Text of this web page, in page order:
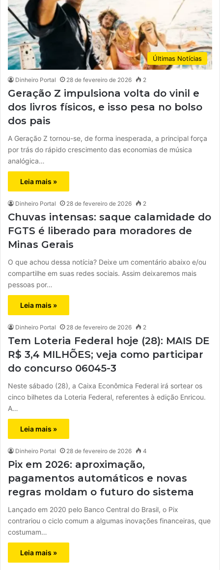
Últimas Notícias
Dinheiro Portal 28 de fevereiro de 2026 2
Geração Z impulsiona volta do vinil e
dos livros físicos, e isso pesa no bolso
dos pais
A Geração Z tornou-se, de forma inesperada, a principal força
por trás do rápido crescimento das economias de música
analógica…
Leia mais »
Dinheiro Portal 28 de fevereiro de 2026 2
Chuvas intensas: saque calamidade do
FGTS é liberado para moradores de
Minas Gerais
O que achou dessa notícia? Deixe um comentário abaixo e/ou
compartilhe em suas redes sociais. Assim deixaremos mais
pessoas por…
Leia mais »
Dinheiro Portal 28 de fevereiro de 2026 2
Tem Loteria Federal hoje (28): MAIS DE
R$ 3,4 MILHÕES; veja como participar
do concurso 06045-3
Neste sábado (28), a Caixa Econômica Federal irá sortear os
cinco bilhetes da Loteria Federal, referentes à edição Enricou.
A…
Leia mais »
Dinheiro Portal 28 de fevereiro de 2026 4
Pix em 2026: aproximação,
pagamentos automáticos e novas
regras moldam o futuro do sistema
Lançado em 2020 pelo Banco Central do Brasil, o Pix
contrariou o ciclo comum a algumas inovações financeiras, que
costumam…
Leia mais »